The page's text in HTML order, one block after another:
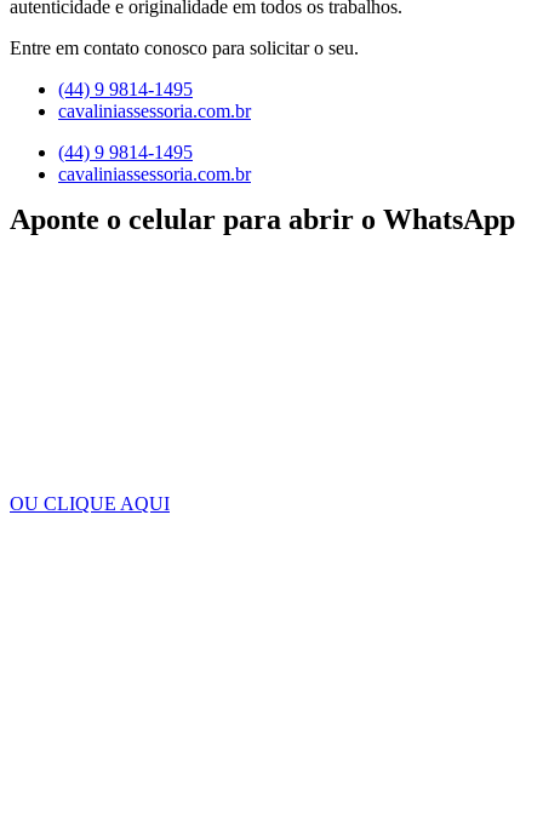
autenticidade e originalidade em todos os trabalhos.
Entre em contato conosco para solicitar o seu.
(44) 9 9814-1495
cavaliniassessoria.com.br
(44) 9 9814-1495
cavaliniassessoria.com.br
Aponte o celular para abrir o WhatsApp
OU CLIQUE AQUI